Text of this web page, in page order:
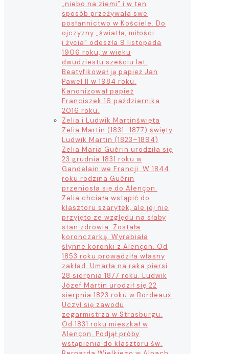
„niebo na ziemi” i w ten
sposób przeżywała swe
posłannictwo w Kościele. Do
ojczyzny „światła, miłości
i życia” odeszła 9 listopada
1906 roku, w wieku
dwudziestu sześciu lat.
Beatyfikował ją papież Jan
Paweł II w 1984 roku.
Kanonizował papież
Franciszek 16 października
2016 roku.
Zelia i Ludwik Martinświęta
Zelia Martin (1831–1877) święty
Ludwik Martin (1823–1894)
Zelia Maria Guérin urodziła się
23 grudnia 1831 roku w
Gandelain we Francji. W 1844
roku rodzina Guérin
przeniosła się do Alençon.
Zelia chciała wstąpić do
klasztoru szarytek, ale jej nie
przyjęto ze względu na słaby
stan zdrowia. Została
koronczarką. Wyrabiała
słynne koronki z Alençon. Od
1853 roku prowadziła własny
zakład. Umarła na raka piersi
28 sierpnia 1877 roku. Ludwik
Józef Martin urodził się 22
sierpnia 1823 roku w Bordeaux.
Uczył się zawodu
zegarmistrza w Strasburgu.
Od 1831 roku mieszkał w
Alençon. Podjął próby
wstąpienia do klasztoru św.